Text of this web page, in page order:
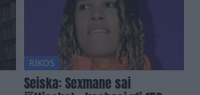
RIKOS
Seiska: Sexmane sai